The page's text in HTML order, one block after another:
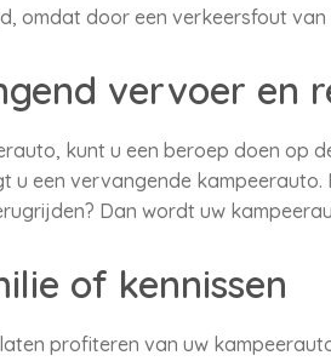
omdat door een verkeersfout
vervoer en
kunt u een beroep doen op
u een vervangende
Dan wordt uw
of kennissen
profiteren van uw